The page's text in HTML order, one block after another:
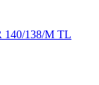
140/138/M TL